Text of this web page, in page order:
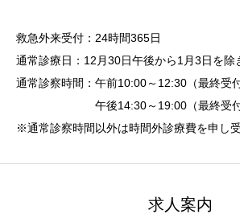
救急外来受付：24時間365日
通常診療日：12月30日午後から1月3日を除
通常診察時間：午前10:00～12:30（最終受
午後14:30～19:00（最終受付
※通常診察時間以外は時間外診療費を申し受
求人案内